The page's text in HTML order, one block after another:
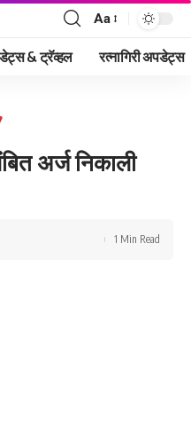
Font
Resizer
Aa
& ट्रॅव्हल रत्नागिरी अपडेट्स
अर्ज निकाली
1 Min Read